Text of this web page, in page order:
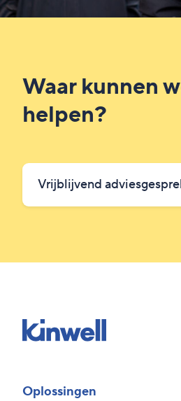
Waar kunnen
helpen?
Vrijblijvend
Oplossingen